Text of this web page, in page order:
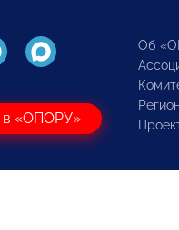
в «ОПОРУ»
Об